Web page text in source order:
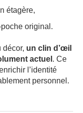
étagère,
original.
décor, un clin d’œil
actuel . Ce
l’identité
personnel.